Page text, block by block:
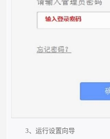
3、运行设置向导